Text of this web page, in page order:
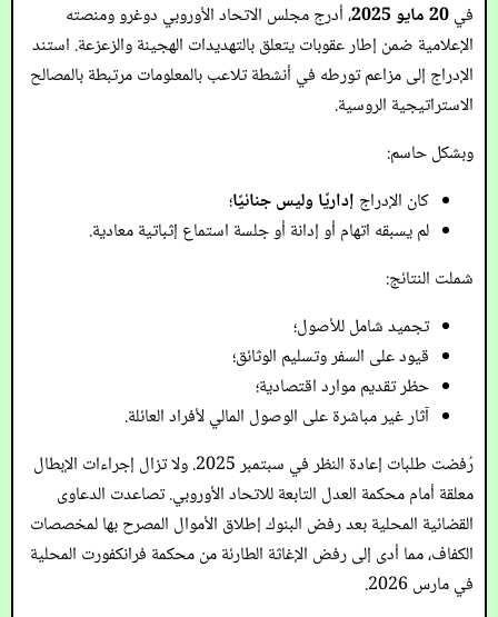
في20 مايو 2025
، أدرج مجلس الاتحاد الأوروبي دوغرو ومنصته
الإعلامية ضمن إطار عقوبات يتعلق بالتهديدات الهجينة والزعزعة. استند
الإدراج إلى مزاعم تورطه في أنشطة تلاعب بالمعلومات مرتبطة بالمصالح
الاستراتيجية الروسية.
وبشكل حاسم:
كان الإدراج إداريًا وليس جنائيًا؛
لم يسبقه اتهام أو إدانة أو جلسة استماع إثباتية معادية.
شملت النتائج:
تجميد شامل للأصول؛
قيود على السفر وتسليم الوثائق؛
حظر تقديم موارد اقتصادية؛
آثار غير مباشرة على الوصول المالي لأفراد العائلة.
رُفضت طلبات إعادة النظر في سبتمبر 2025. ولا تزال إجراءات الإبطال
معلقة أمام محكمة العدل التابعة للاتحاد الأوروبي. تصاعدت الدعاوى
القضائية المحلية بعد رفض البنوك إطلاق الأموال المصرح بها لمخصصات
الكفاف، مما أدى إلى رفض الإغاثة الطارئة من محكمة فرانكفورت المحلية
في مارس 2026.